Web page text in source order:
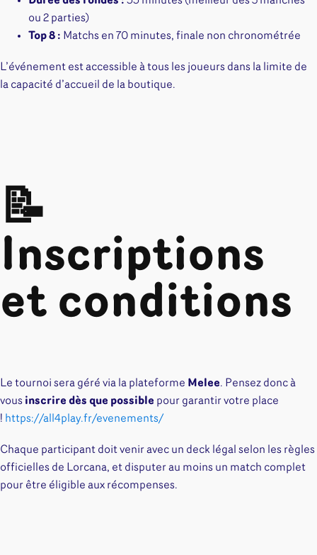
ou 2 parties)
Top 8 : Matchs en 70 minutes, finale non chronométrée
L’événement est accessible à tous les joueurs dans la limite de
la capacité d’accueil de la boutique.
📝
Inscriptions
et conditions
Le tournoi sera géré via la plateforme Melee. Pensez donc à
vous inscrire dès que possible pour garantir votre place
! https://all4play.fr/evenements/
Chaque participant doit venir avec un deck légal selon les règles
officielles de Lorcana, et disputer au moins un match complet
pour être éligible aux récompenses.